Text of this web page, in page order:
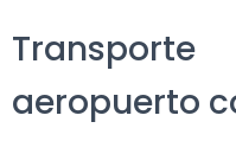
aeropuerto